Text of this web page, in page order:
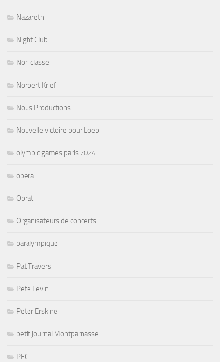
Nazareth
Night Club
Non classé
Norbert Krief
Nous Productions
Nouvelle victoire pour Loeb
olympic games paris 2024
opera
Oprat
Organisateurs de concerts
paralympique
Pat Travers
Pete Levin
Peter Erskine
petit journal Montparnasse
PFC